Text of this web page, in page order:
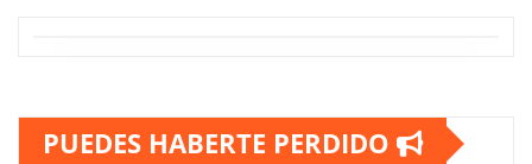
PUEDES HABERTE PERDIDO